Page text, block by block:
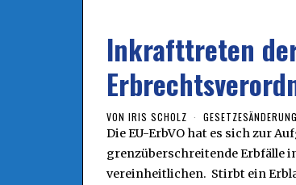
Inkrafttreten
VON IRIS SCHOLZ
Die EU-ErbVO hat es sich zur
grenzüberschreitende Erbfälle
vereinheitlichen. Stirbt ein